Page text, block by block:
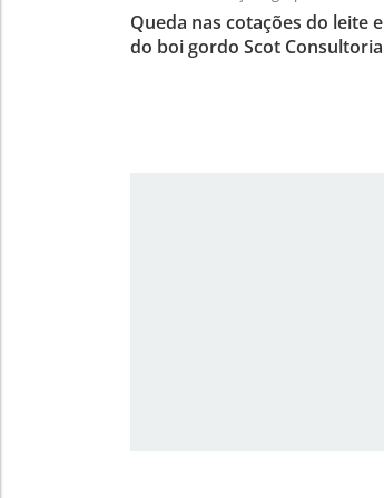
Queda nas cotações do leite e
do boi gordo Scot Consultoria